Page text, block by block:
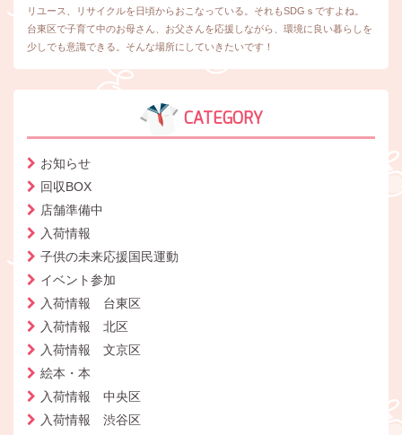
リユース、リサイクルを日頃からおこなっている。それもSDGｓですよね。
台東区で子育て中のお母さん、お父さんを応援しながら、環境に良い暮らしを
少しでも意識できる。そんな場所にしていきたいです！
CATEGORY
お知らせ
回収BOX
店舗準備中
入荷情報
子供の未来応援国民運動
イベント参加
入荷情報 台東区
入荷情報 北区
入荷情報 文京区
絵本・本
入荷情報 中央区
入荷情報 渋谷区